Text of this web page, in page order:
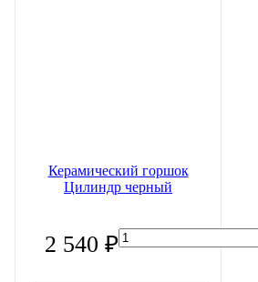
Керамический горшок
Цилиндр черный
2 540 ₽